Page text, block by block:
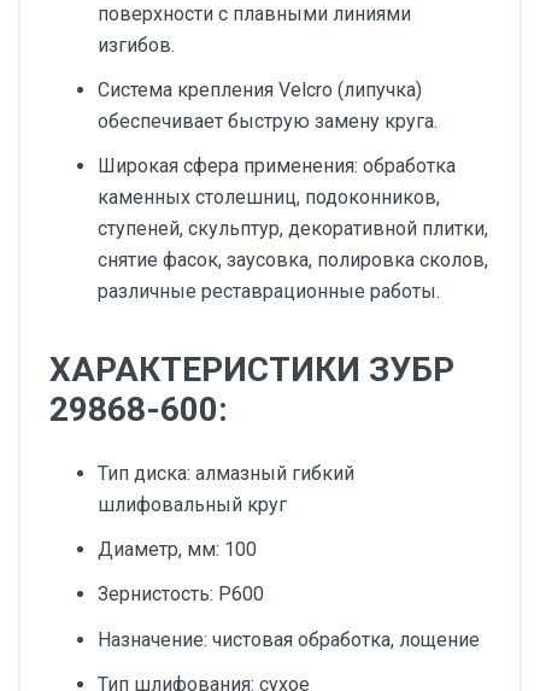
поверхности с плавными линиями
изгибов.
Система крепления Velcro (липучка)
обеспечивает быструю замену круга.
Широкая сфера применения: обработка
каменных столешниц, подоконников,
ступеней, скульптур, декоративной плитки,
снятие фасок, заусовка, полировка сколов,
различные реставрационные работы.
ХАРАКТЕРИСТИКИ ЗУБР
29868-600:
Тип диска: алмазный гибкий
шлифовальный круг
Диаметр, мм: 100
Зернистость: Р600
Назначение: чистовая обработка, лощение
Тип шлифования: сухое